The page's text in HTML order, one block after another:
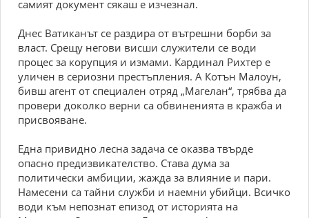
самият документ сякаш е изчезнал.
Днес Ватиканът се раздира от вътрешни борби за
власт. Срещу негови висши служители се води
процес за корупция и измами. Кардинал Рихтер е
уличен в сериозни престъпления. А Котън Малоун,
бивш агент от специален отряд „Магелан“, трябва да
провери доколко верни са обвиненията в кражба и
присвояване.
Една привидно лесна задача се оказва твърде
опасно предизвикателство. Става дума за
политически амбиции, жажда за влияние и пари.
Намесени са тайни служби и наемни убийци. Всичко
води към непознат епизод от историята на